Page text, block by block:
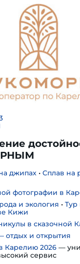
джипах • Сплав на
фотографии в
и экология • Тур
Кижи
в сказочной
отдых и открытия
Карелию 2026 —
сервис